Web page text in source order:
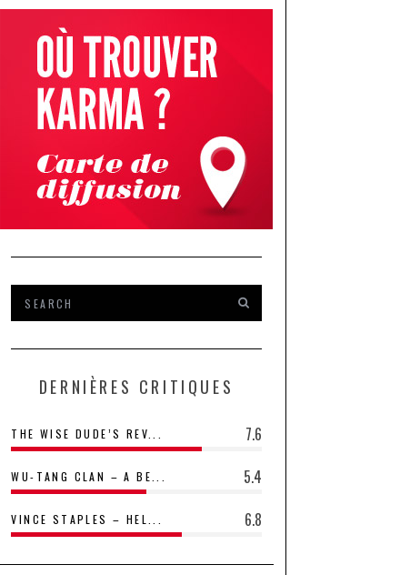
DERNIÈRES CRITIQUES
7.6
THE WISE DUDE’S REV...
5.4
WU-TANG CLAN – A BE...
6.8
VINCE STAPLES – HEL...